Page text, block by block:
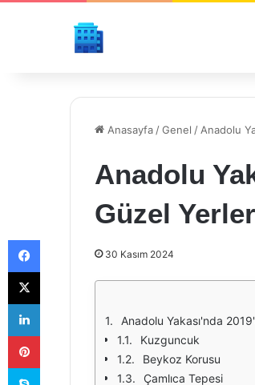
Anasayfa /Genel / Anadolu
Anadolu
Güzel Yerler
30 Kasım 2024
Anadolu Yakası'nda
Kuzguncuk
Beykoz Korusu
Çamlıca Tepesi
Facebook
X
LinkedIn
Pinterest
Skype